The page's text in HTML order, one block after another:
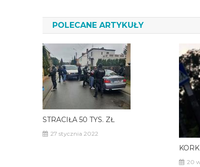
POLECANE ARTYKUŁY
STRACIŁA 50 TYS. ZŁ
27 stycznia 2022
20